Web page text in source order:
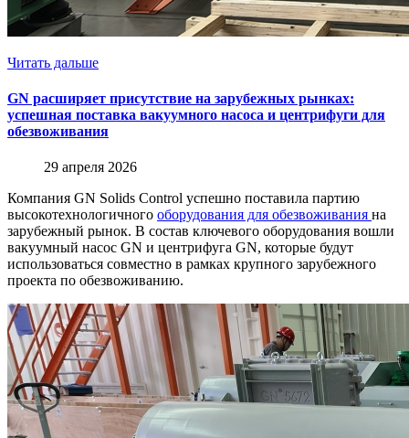
Читать дальше
GN расширяет присутствие на зарубежных рынках:
успешная поставка вакуумного насоса и центрифуги для
обезвоживания
29 апреля 2026
Компания GN Solids Control успешно поставила партию
высокотехнологичного оборудования для обезвоживания на
зарубежный рынок. В состав ключевого оборудования вошли
вакуумный насос GN и центрифуга GN, которые будут
использоваться совместно в рамках крупного зарубежного
проекта по обезвоживанию.